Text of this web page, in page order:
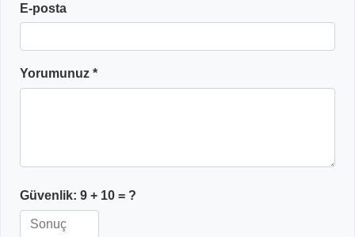
E-posta
Yorumunuz *
Güvenlik: 9 + 10 = ?